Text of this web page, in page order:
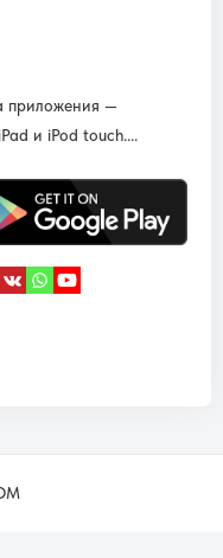
приложения —
и iPod touch....